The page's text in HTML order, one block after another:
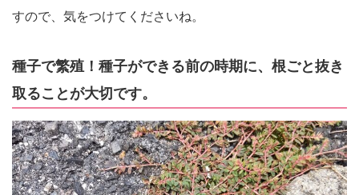
すので、気をつけてくださいね。
種子で繁殖！種子ができる前の時期に、根ごと抜き
取ることが大切です。